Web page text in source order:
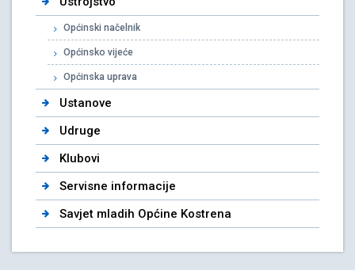
Općinski načelnik
Općinsko vijeće
Općinska uprava
Ustanove
Udruge
Klubovi
Servisne informacije
Savjet mladih Općine Kostrena